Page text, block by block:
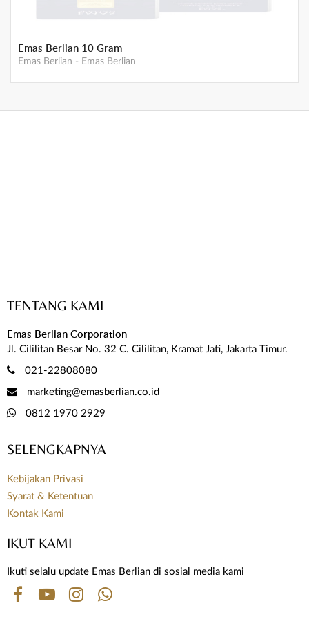
Emas Berlian 10 Gram
Emas Berlian - Emas Berlian
TENTANG KAMI
Emas Berlian Corporation
Jl. Cililitan Besar No. 32 C. Cililitan, Kramat Jati, Jakarta Timur.
021-22808080
marketing@emasberlian.co.id
0812 1970 2929
SELENGKAPNYA
Kebijakan Privasi
Syarat & Ketentuan
Kontak Kami
IKUT KAMI
Ikuti selalu update Emas Berlian di sosial media kami